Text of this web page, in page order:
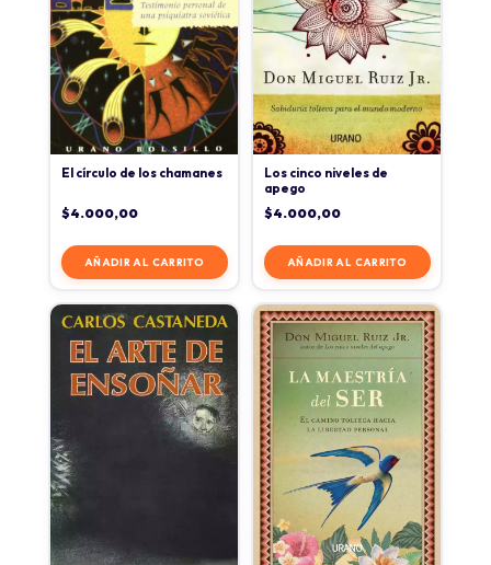
El círculo de los chamanes
$4.000,00
AÑADIR AL CARRITO
Los cinco niveles de
apego
$4.000,00
AÑADIR AL CARRITO